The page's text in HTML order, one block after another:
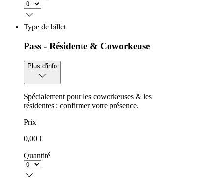
Type de billet
Pass - Résidente & Coworkeuse
Plus d'info
Spécialement pour les coworkeuses & les
résidentes : confirmer votre présence.
Prix
0,00 €
Quantité